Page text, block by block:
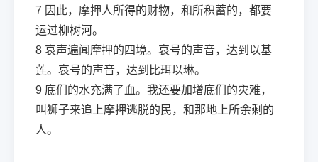
7 因此，摩押人所得的财物，和所积蓄的，都要
运过柳树河。
8 哀声遍闻摩押的四境。哀号的声音，达到以基
莲。哀号的声音，达到比珥以琳。
9 底们的水充满了血。我还要加增底们的灾难，
叫狮子来追上摩押逃脱的民，和那地上所余剩的
人。